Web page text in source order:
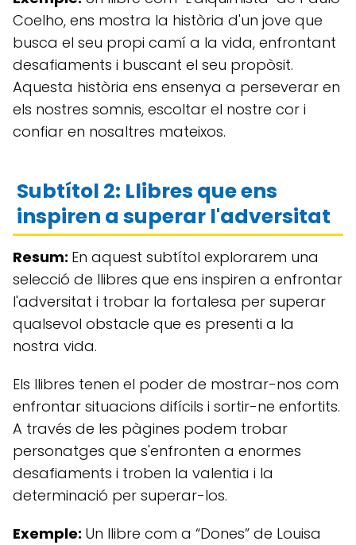
Coelho, ens mostra la història d'un jove que
busca el seu propi camí a la vida, enfrontant
desafiaments i buscant el seu propòsit.
Aquesta història ens ensenya a perseverar en
els nostres somnis, escoltar el nostre cor i
confiar en nosaltres mateixos.
Subtítol 2: Llibres que ens
inspiren a superar l'adversitat
Resum: En aquest subtítol explorarem una
selecció de llibres que ens inspiren a enfrontar
l'adversitat i trobar la fortalesa per superar
qualsevol obstacle que es presenti a la
nostra vida.
Els llibres tenen el poder de mostrar-nos com
enfrontar situacions difícils i sortir-ne enfortits.
A través de les pàgines podem trobar
personatges que s'enfronten a enormes
desafiaments i troben la valentia i la
determinació per superar-los.
Exemple: Un llibre com a “Dones” de Louisa